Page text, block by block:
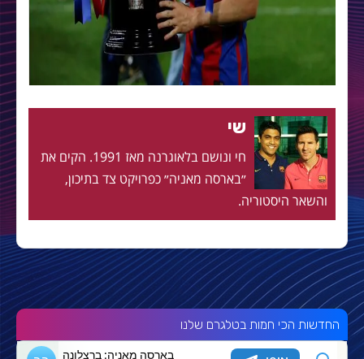
שי
חי ונושם בלאוגרנה מאז 1991. הקים את
״בארסה מאניה״ כפרויקט צד בתיכון,
והשאר היסטוריה.
החדשות הכי חמות בטלגרם שלנו